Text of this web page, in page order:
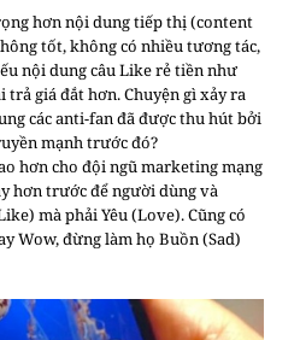
hơn nội dung tiếp thị (content
tốt, không có nhiều tương tác,
nội dung câu Like rẻ tiền như
trả giá đắt hơn. Chuyện gì xảy ra
các anti-fan đã được thu hút bởi
mạnh trước đó?
hơn cho đội ngũ marketing mạng
hơn trước để người dùng và
mà phải Yêu (Love). Cũng có
Wow, đừng làm họ Buồn (Sad)